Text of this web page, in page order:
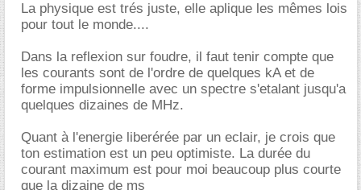
La physique est trés juste, elle aplique les mêmes lois
pour tout le monde....
Dans la reflexion sur foudre, il faut tenir compte que
les courants sont de l'ordre de quelques kA et de
forme impulsionnelle avec un spectre s'etalant jusqu'a
quelques dizaines de MHz.
Quant à l'energie liberérée par un eclair, je crois que
ton estimation est un peu optimiste. La durée du
courant maximum est pour moi beaucoup plus courte
que la dizaine de ms